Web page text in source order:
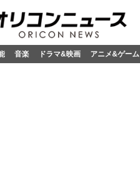
音楽 ドラマ&映画 アニメ&ゲーム